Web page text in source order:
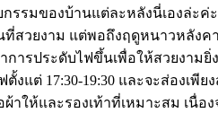
รมของบ้านแต่ละหลังนี่เองล่ะ
สวยงาม แต่พอถึงฤดูหนาวหลัง
ารประดับไฟขึ้นเพื่อให้สวยงา
17:30-19:30 และจะส่องเพีย
ผ้าให้และรองเท้าที่เหมาะสม